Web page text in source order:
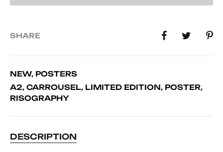
SHARE
NEW, POSTERS
A2, CARROUSEL, LIMITED EDITION, POSTER,
RISOGRAPHY
DESCRIPTION